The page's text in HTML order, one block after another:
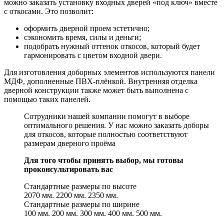
можно заказать установку входных дверей «под ключ» вместе
с откосами. Это позволит:
оформить дверной проем эстетично;
сэкономить время, силы и деньги;
подобрать нужный оттенок откосов, который будет
гармонировать с цветом входной двери.
Для изготовления доборных элементов используются панели
МДФ, дополненные ПВХ-плёнкой. Внутренняя отделка
дверной конструкции также может быть выполнена с
помощью таких панелей.
Сотрудники нашей компании помогут в выборе
оптимального решения. У нас можно заказать доборы
для откосов, которые полностью соответствуют
размерам дверного проёма
Для того чтобы принять выбор, мы готовы
проконсультировать вас
Стандартные размеры по высоте
2070 мм. 2200 мм. 2350 мм.
Стандартные размеры по ширине
100 мм. 200 мм. 300 мм. 400 мм. 500 мм.